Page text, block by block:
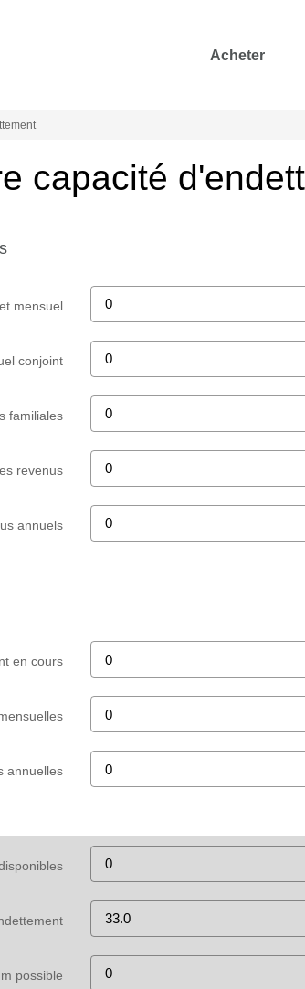
Acheter
capacité
mensuel
conjoint
familiales
revenus
annuels
en cours
annuelles
possible